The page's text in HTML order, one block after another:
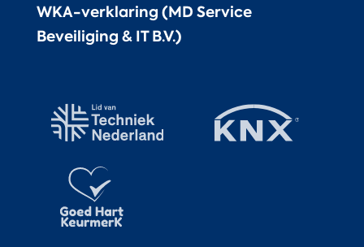
WKA-verklaring (MD Service
Beveiliging & IT B.V.)